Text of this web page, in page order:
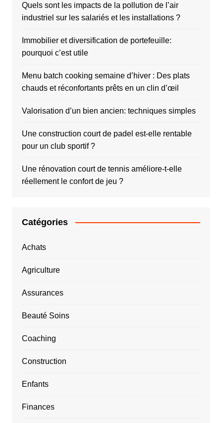
Quels sont les impacts de la pollution de l’air
industriel sur les salariés et les installations ?
Immobilier et diversification de portefeuille:
pourquoi c’est utile
Menu batch cooking semaine d’hiver : Des plats
chauds et réconfortants prêts en un clin d’œil
Valorisation d’un bien ancien: techniques simples
Une construction court de padel est-elle rentable
pour un club sportif ?
Une rénovation court de tennis améliore-t-elle
réellement le confort de jeu ?
Catégories
Achats
Agriculture
Assurances
Beauté Soins
Coaching
Construction
Enfants
Finances